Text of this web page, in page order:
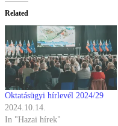
Related
Oktatásügyi hírlevél 2024/29
2024.10.14.
In "Hazai hírek"